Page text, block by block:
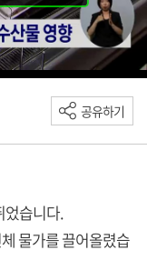
공유하기
었습니다.
물가를 끌어올렸습